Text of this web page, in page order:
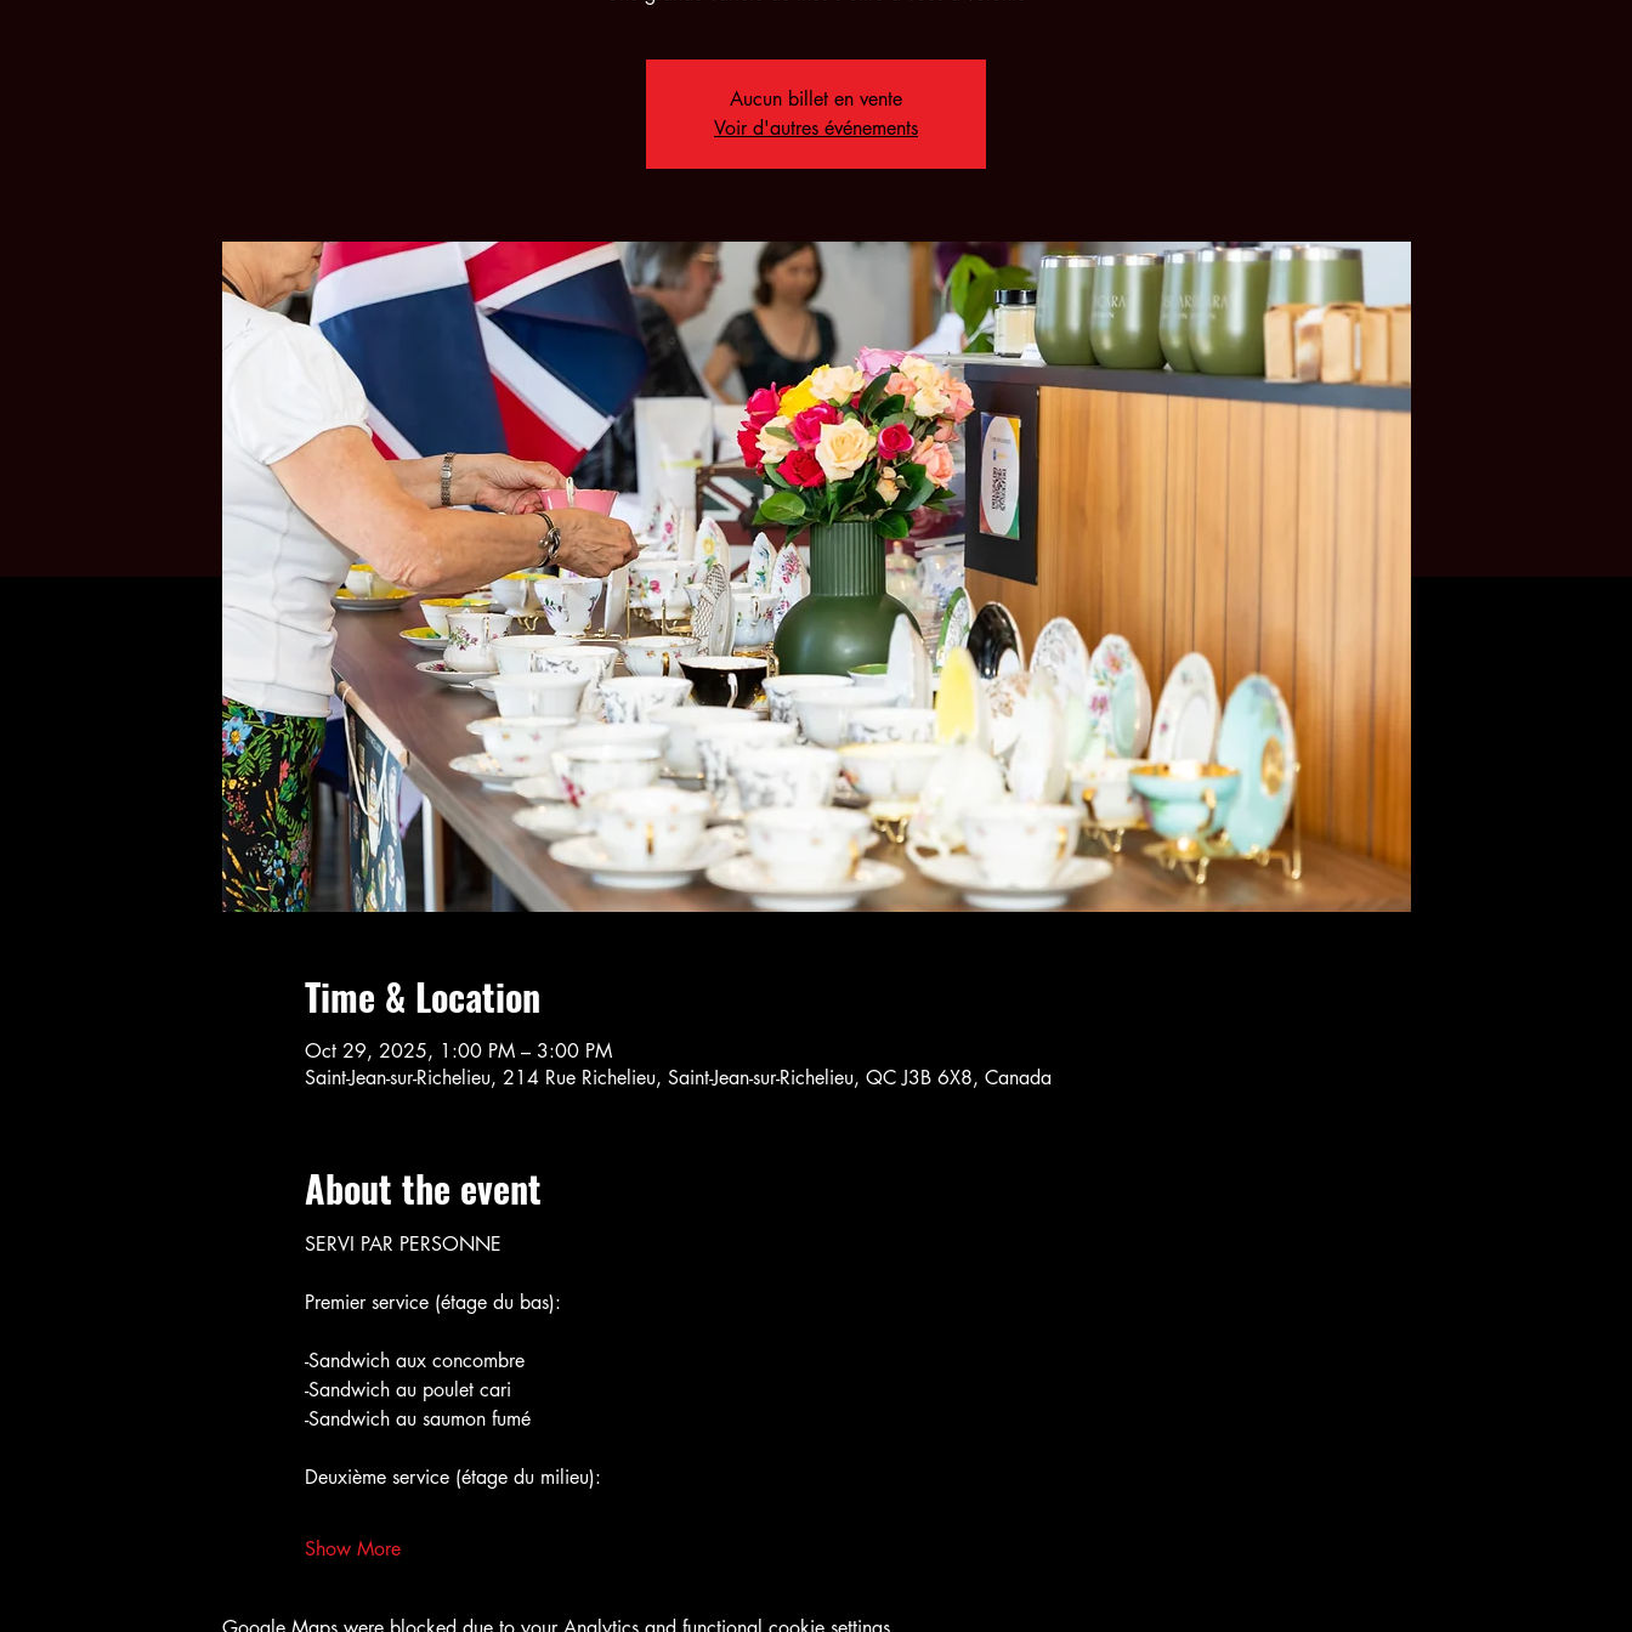
Aucun billet en vente
Voir d'autres événements
Time & Location
Oct 29, 2025, 1:00 PM – 3:00 PM
Saint-Jean-sur-Richelieu, 214 Rue Richelieu, Saint-Jean-sur-Richelieu, QC J3B 6X8, Canada
About the event
SERVI PAR PERSONNE
Premier service (étage du bas):
-Sandwich aux concombre
-Sandwich au poulet cari
-Sandwich au saumon fumé
Deuxième service (étage du milieu):
Show More